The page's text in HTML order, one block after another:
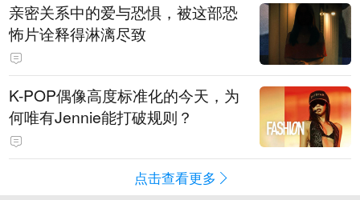
亲密关系中的爱与恐惧，被这部恐
怖片诠释得淋漓尽致
K-POP偶像高度标准化的今天，为
何唯有Jennie能打破规则？
点击查看更多